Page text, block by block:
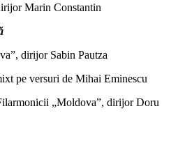
Marin Constantin
dirijor Sabin Pautza
pe versuri de Mihai Eminescu
„Moldova”, dirijor Doru